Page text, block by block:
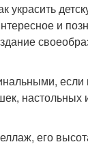
украсить
и
его